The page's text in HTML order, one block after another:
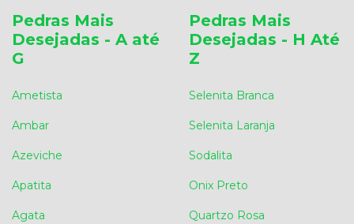
Pedras Mais
Desejadas - A até
G
Ametista
Ambar
Azeviche
Apatita
Agata
Pedras Mais
Desejadas - H Até
Z
Selenita Branca
Selenita Laranja
Sodalita
Onix Preto
Quartzo Rosa